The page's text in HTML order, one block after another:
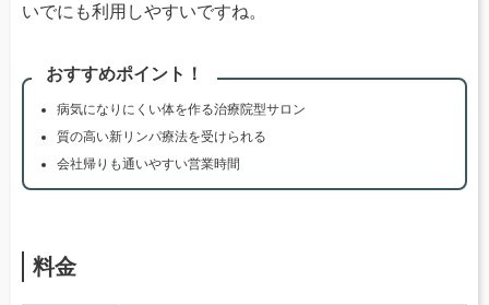
いでにも利用しやすいですね。
おすすめポイント！
病気になりにくい体を作る治療院型サロン
質の高い新リンパ療法を受けられる
会社帰りも通いやすい営業時間
料金